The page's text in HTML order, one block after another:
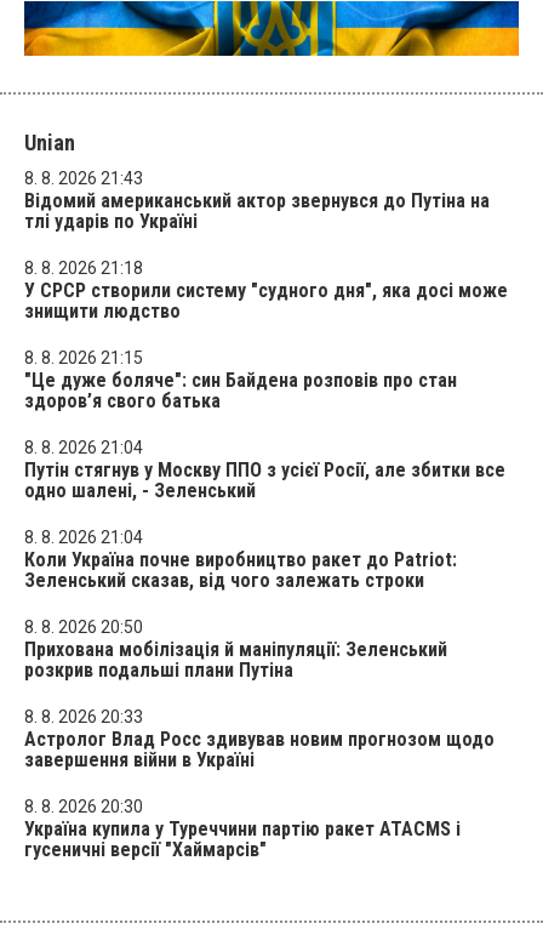
Unian
8. 8. 2026 21:43
Відомий американський актор звернувся до Путіна на
тлі ударів по Україні
8. 8. 2026 21:18
У СРСР створили систему "судного дня", яка досі може
знищити людство
8. 8. 2026 21:15
"Це дуже боляче": син Байдена розповів про стан
здоров’я свого батька
8. 8. 2026 21:04
Путін стягнув у Москву ППО з усієї Росії, але збитки все
одно шалені, - Зеленський
8. 8. 2026 21:04
Коли Україна почне виробництво ракет до Patriot:
Зеленський сказав, від чого залежать строки
8. 8. 2026 20:50
Прихована мобілізація й маніпуляції: Зеленський
розкрив подальші плани Путіна
8. 8. 2026 20:33
Астролог Влад Росс здивував новим прогнозом щодо
завершення війни в Україні
8. 8. 2026 20:30
Україна купила у Туреччини партію ракет ATACMS і
гусеничні версії "Хаймарсів"